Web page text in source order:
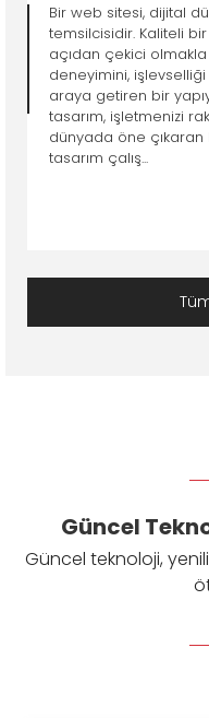
Bir web sitesi, dijital
temsilcisidir. Kaliteli
açıdan çekici olmakla
deneyimini, işlevselliği
araya getiren bir
tasarım, işletmenizi
dünyada öne çıkaran
tasarım çalış...
Güncel
Güncel teknoloji,